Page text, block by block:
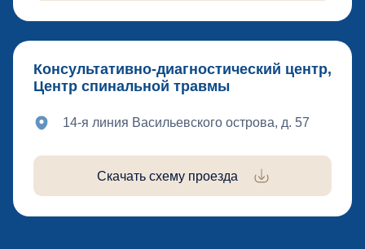
Консультативно-диагностический центр,
Центр спинальной травмы
14-я линия Васильевского острова, д. 57
Скачать схему проезда